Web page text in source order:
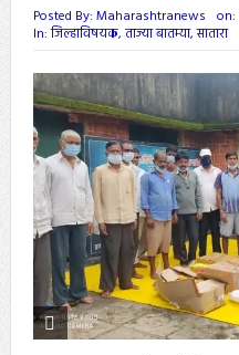
Posted By: Maharashtranews on:
In:जिल्हाविषयक, ताज्या बातम्या,सातारा